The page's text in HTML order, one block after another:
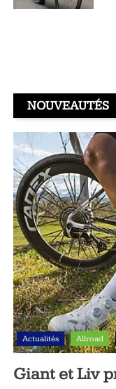
NOUVEAUTÉS
Actualités Allroad
Giant et Liv